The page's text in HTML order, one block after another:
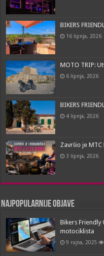
BIKERS
16 lipnja, 2026
MOTO TRIP:
6 lipnja, 2026
BIKERS
4 lipnja, 2026
Završio je MTC
3 lipnja, 2026
Najpopularnije objave
Bikers Friendly
motociklista
9 rujna, 2025